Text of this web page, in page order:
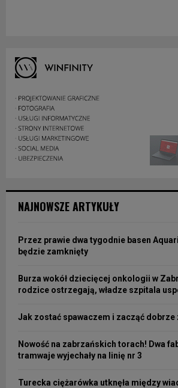
NAJNOWSZE ARTYKUŁY
Przez prawie dwa tygodnie basen
będzie zamknięty
Burza wokół dziecięcej onkologii w
rodzice ostrzegają, władze szpitala
Jak zostać spawaczem i zacząć dobrze
Nowość na zabrzańskich torach! Dwa
tramwaje wyjechały na linię nr 3
Turecka ciężarówka utknęła między